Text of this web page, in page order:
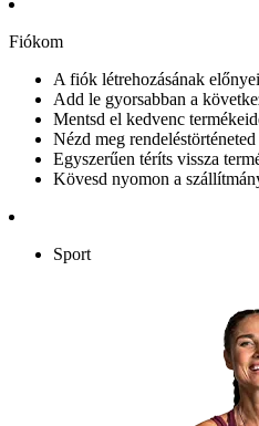
Fiókom
A fiók létrehozásának
Add le gyorsabban a
Mentsd el kedvenc
Nézd meg rendeléstörténeted
Egyszerűen téríts vissza
Kövesd nyomon a
Sport